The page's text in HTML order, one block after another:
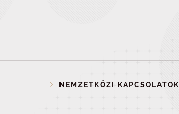
NEMZETKÖZI KAPCSOLATOK